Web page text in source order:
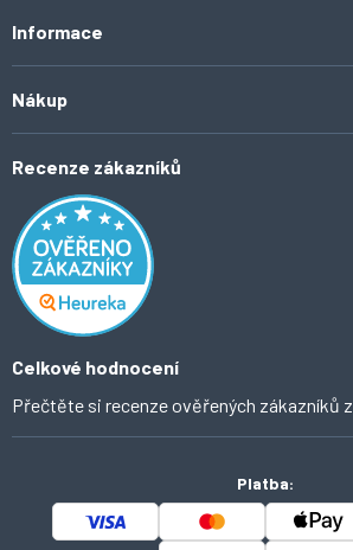
Informace
Tipy do kuchyně
Inspirace a trendy
Domácí vychytávky
O Ahomi
Nákup
Odstoupení od smlouvy
Obchodní podmínky
Ochrana osobních údajů
Recenze zákazníků
Celkové hodnocení
Přečtěte si recenze ověřených zákazníků z
Platba: